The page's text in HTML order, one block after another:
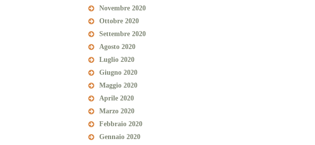
Novembre 2020
Ottobre 2020
Settembre 2020
Agosto 2020
Luglio 2020
Giugno 2020
Maggio 2020
Aprile 2020
Marzo 2020
Febbraio 2020
Gennaio 2020